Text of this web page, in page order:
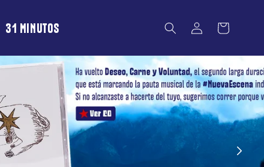
31 MINUTOS
sesión
Carrito